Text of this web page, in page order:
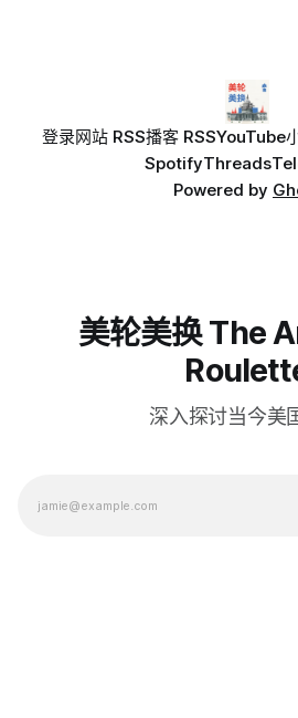
登录网站 RSS播客 RSSYouTube
SpotifyThreads
Powered by
美轮美换 The
深入探讨当今美